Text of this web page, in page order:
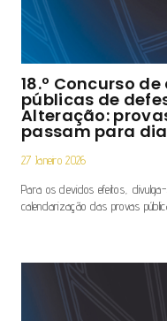
18.º Concurso
públicas de
Alteração:
passam para
27 Janeiro 2026
Para os devidos efeitos,
calendarização das provas